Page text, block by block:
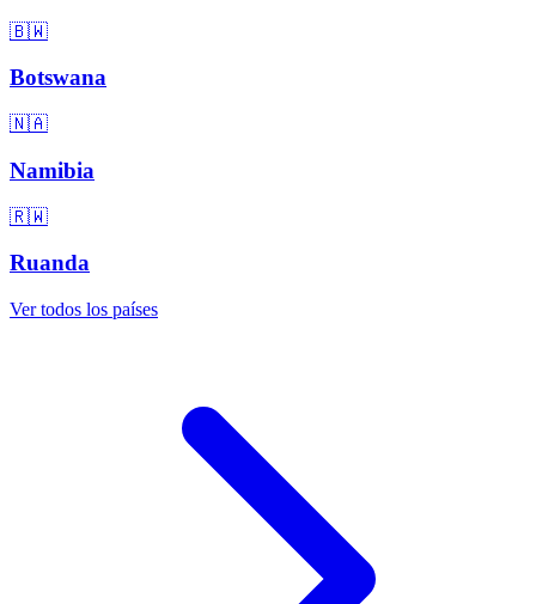
🇧🇼
Botswana
🇳🇦
Namibia
🇷🇼
Ruanda
Ver todos los países